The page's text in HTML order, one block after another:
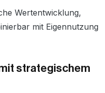
Wertentwicklung,
mit Eigennutzung
strategischem